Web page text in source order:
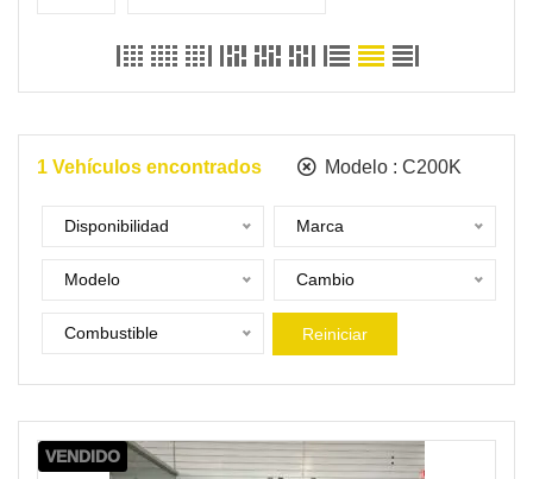
1 Vehículos encontrados Modelo : C200K
Disponibilidad Marca
Modelo Cambio
Combustible Reiniciar
VENDIDO